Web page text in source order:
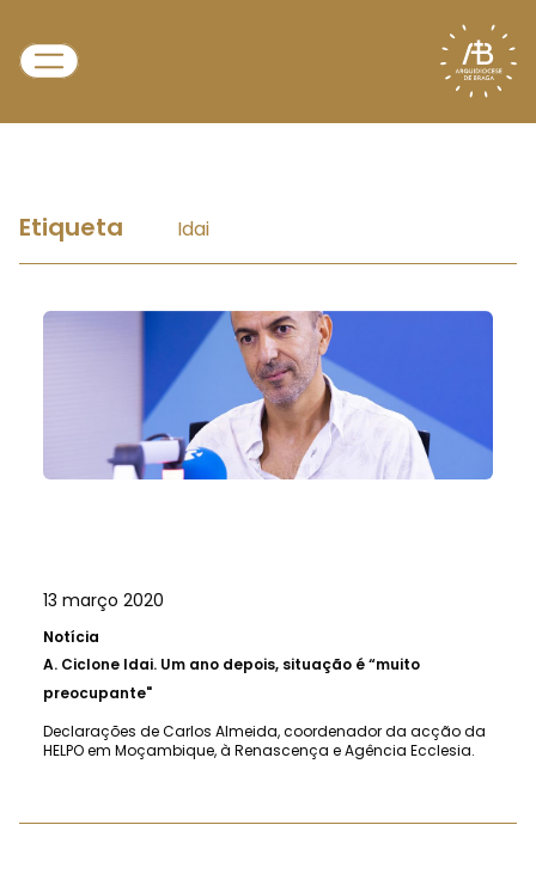
Etiqueta Idai
13 março 2020
Notícia
A. Ciclone Idai. Um ano depois, situação é “muito
preocupante"
Declarações de Carlos Almeida, coordenador da acção da
HELPO em Moçambique, à Renascença e Agência Ecclesia.